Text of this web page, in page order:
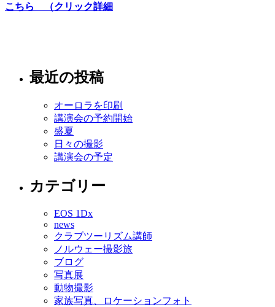
こちら （クリック詳細
最近の投稿
オーロラを印刷
講演会の予約開始
盛夏
日々の撮影
講演会の予定
カテゴリー
EOS 1Dx
news
クラブツーリズム講師
ノルウェー撮影旅
ブログ
写真展
動物撮影
家族写真、ロケーションフォト